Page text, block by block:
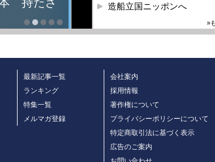
造船立国ニッポンへ
»
最新記事一覧
ランキング
特集一覧
メルマガ登録
会社案内
採用情報
著作権について
プライバシーポリシーについて
特定商取引法に基づく表示
広告のご案内